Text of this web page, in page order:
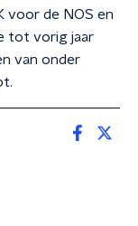
de NOS en
tot vorig jaar
van onder